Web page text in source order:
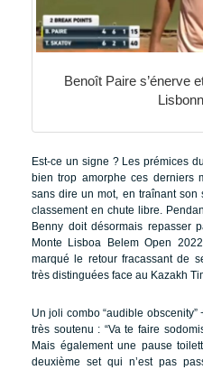
Benoît Paire s’énerve
Est-ce un signe ? Les prémices
bien trop amorphe ces derniers
sans dire un mot, en traînant
classement en chute libre.
Benny doit désormais repasser
Monte Lisboa Belem Open
marqué le retour fracassant de
très distinguées face au Kazakh
Un joli combo “audible
très soutenu : “Va te faire
Mais également une pause
deuxième set qui n’est pas